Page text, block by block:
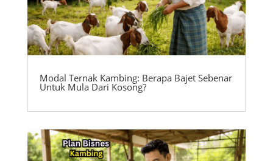
Modal Ternak Kambing: Berapa Bajet Sebenar
Untuk Mula Dari Kosong?